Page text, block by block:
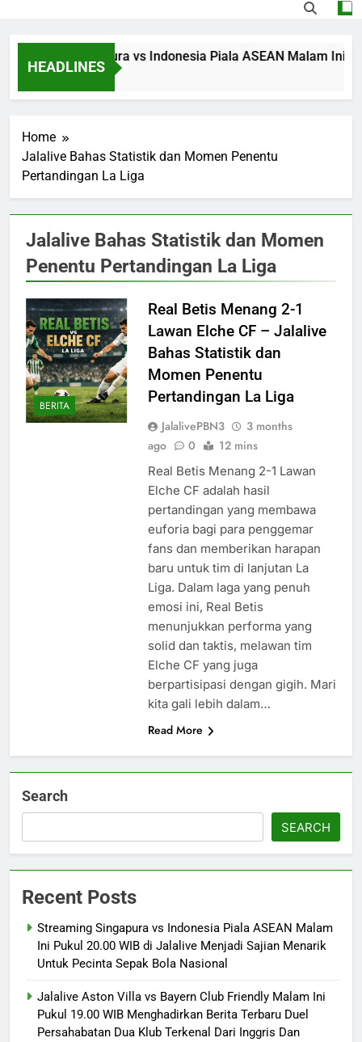
HEADLINES
Streaming Singapura vs Indonesia Piala ASEAN Malam Ini
16 Hours Ago
Home
Jalalive Bahas Statistik dan Momen Penentu
Pertandingan La Liga
Jalalive Bahas Statistik dan Momen
Penentu Pertandingan La Liga
BERITA
Real Betis Menang 2-1
Lawan Elche CF – Jalalive
Bahas Statistik dan
Momen Penentu
Pertandingan La Liga
JalalivePBN3
3 months
ago
0 12 mins
Real Betis Menang 2-1 Lawan
Elche CF adalah hasil
pertandingan yang membawa
euforia bagi para penggemar
fans dan memberikan harapan
baru untuk tim di lanjutan La
Liga. Dalam laga yang penuh
emosi ini, Real Betis
menunjukkan performa yang
solid dan taktis, melawan tim
Elche CF yang juga
berpartisipasi dengan gigih. Mari
kita gali lebih dalam…
Read More
Search
SEARCH
Recent Posts
Streaming Singapura vs Indonesia Piala ASEAN Malam
Ini Pukul 20.00 WIB di Jalalive Menjadi Sajian Menarik
Untuk Pecinta Sepak Bola Nasional
Jalalive Aston Villa vs Bayern Club Friendly Malam Ini
Pukul 19.00 WIB Menghadirkan Berita Terbaru Duel
Persahabatan Dua Klub Terkenal Dari Inggris Dan